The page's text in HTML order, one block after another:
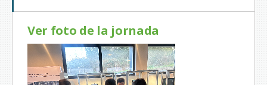
Ver foto de la jornada